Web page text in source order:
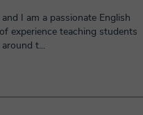
I am a passionate English
experience teaching students
t...